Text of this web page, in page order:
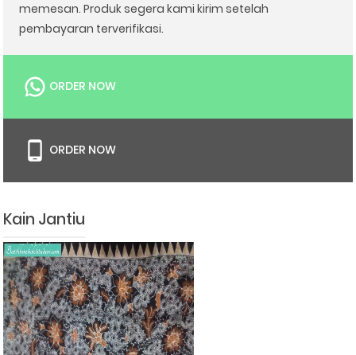
memesan. Produk segera kami kirim setelah
pembayaran terverifikasi.
ORDER NOW
ORDER NOW
Kain Jantiu